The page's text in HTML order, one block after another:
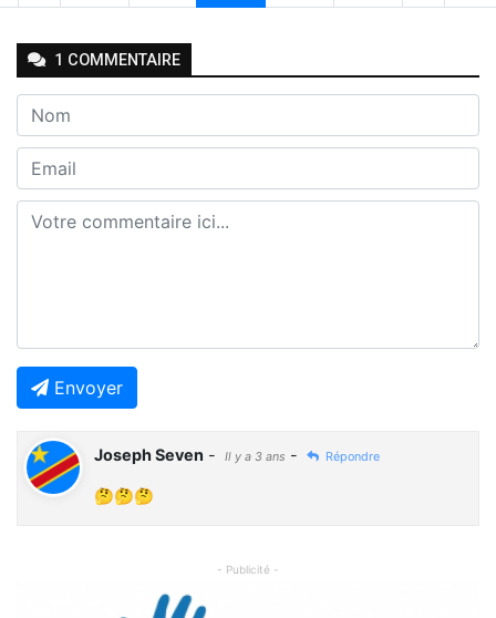
1 COMMENTAIRE
Envoyer
Joseph Seven - Il y a 3 ans - Répondre
🤔🤔🤔
- Publicité -